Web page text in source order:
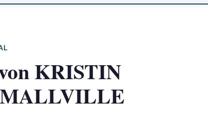
KRISTIN